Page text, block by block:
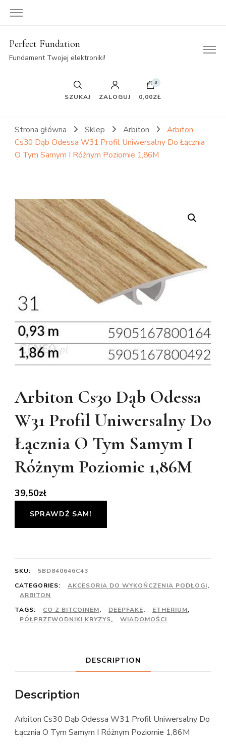
Perfect Fundation
Fundament Twojej elektroniki!
SZUKAJ ZALOGUJ
0
0,00ZŁ
Strona główna Sklep Arbiton
Arbiton
Cs30 Dąb Odessa W31 Profil Uniwersalny Do Łącznia
O Tym Samym I Różnym Poziomie 1,86M
Arbiton Cs30 Dąb Odessa
W31 Profil Uniwersalny Do
Łącznia O Tym Samym I
Różnym Poziomie 1,86M
39,50zł
SPRAWDŹ SAM!
SKU:
5BD840646C43
CATEGORIES:
AKCESORIA DO WYKOŃCZENIA PODŁOGI,
ARBITON
TAGS:
CO Z BITCOINEM, DEEPFAKE, ETHERIUM,
PÓŁPRZEWODNIKI KRYZYS, WIADOMOŚCI
DESCRIPTION
Description
Arbiton Cs30 Dąb Odessa W31 Profil Uniwersalny Do
Łącznia O Tym Samym I Różnym Poziomie 1,86M